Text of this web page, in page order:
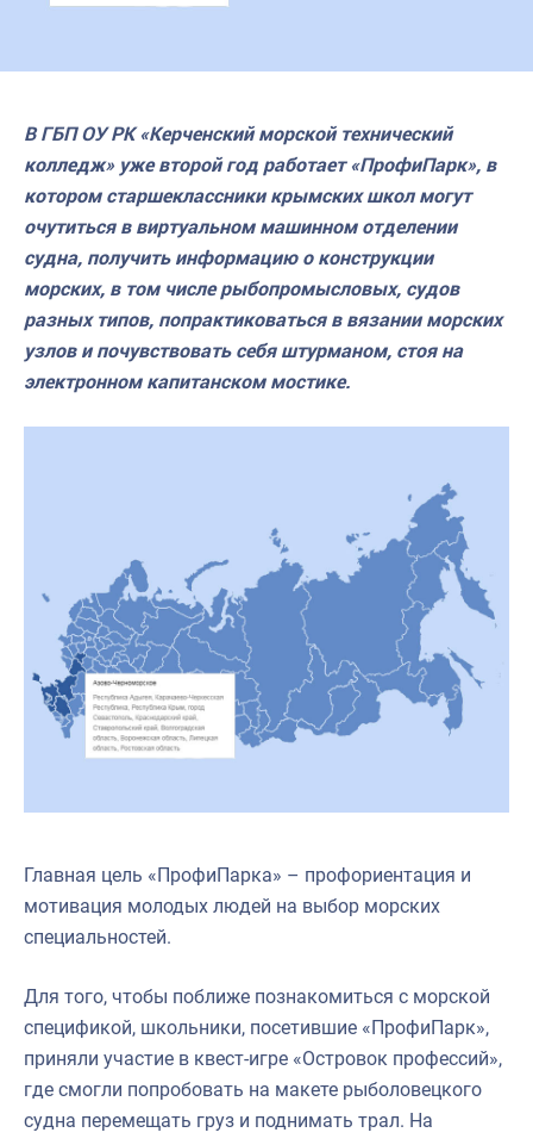
В ГБП ОУ РК «Керченский морской технический
колледж» уже второй год работает «ПрофиПарк», в
котором старшеклассники крымских школ могут
очутиться в виртуальном машинном отделении
судна, получить информацию о конструкции
морских, в том числе рыбопромысловых, судов
разных типов, попрактиковаться в вязании морских
узлов и почувствовать себя штурманом, стоя на
электронном капитанском мостике.
Главная цель «ПрофиПарка» – профориентация и
мотивация молодых людей на выбор морских
специальностей.
Для того, чтобы поближе познакомиться с морской
спецификой, школьники, посетившие «ПрофиПарк»,
приняли участие в квест-игре «Островок профессий»,
где смогли попробовать на макете рыболовецкого
судна перемещать груз и поднимать трал. На